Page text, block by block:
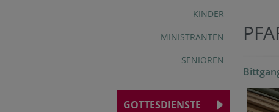
KINDER
MINISTRANTEN
SENIOREN
GOTTESDIENSTE